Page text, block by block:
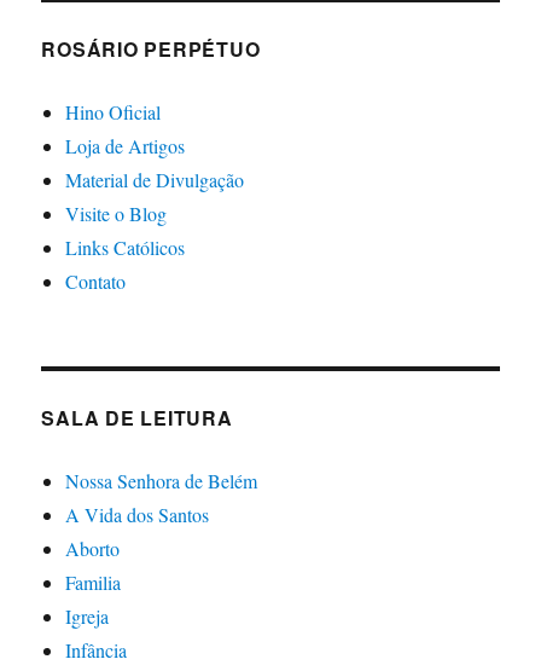
ROSÁRIO PERPÉTUO
Hino Oficial
Loja de Artigos
Material de Divulgação
Visite o Blog
Links Católicos
Contato
SALA DE LEITURA
Nossa Senhora de Belém
A Vida dos Santos
Aborto
Familia
Igreja
Infância